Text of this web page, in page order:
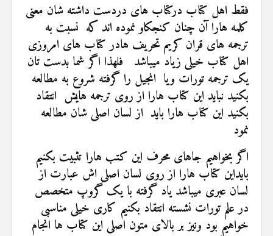
فقط اهل کتاب درکتاب های دردست داشته شان معنی
کلمه هارا آن چنان کنجکاو نموده اند که نسبت به
ترجمه های قران کریم تحریف هادر کتاب های امروزی
اهل کتاب خیلی زیاد میباشد فلهذا اگر شما بدست تان
یک ترجمه تورات ویا انجیل را گرفته شروع به مطالعه
بکنید نباید این کتاب هارا از روی ترجمه هایش انتقاد
بکنید این کتاب هارا باید از لسان اصلی شان مطالعه
نمود
اگر بخواهیم جاهای محرف این کتب هارا تثبیت بکنیم
بایداین کتاب هارا از روی لسان اصلی اش عبارت از
لسان عبری میباشد یاد گرفته با یک گروپ متخصص
در علم تورات نشسته انتقاد بکنیم کاری خیلی مناسبی
خواهیم بود ونیز بر بالای متون اصلی این کتاب ها انجام